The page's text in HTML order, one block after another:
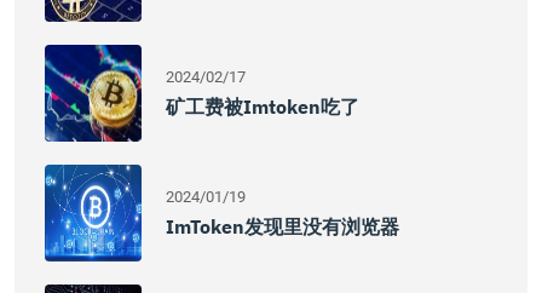
2024/02/17
矿工费被imtoken吃了
2024/01/19
ImToken发现里没有浏览器